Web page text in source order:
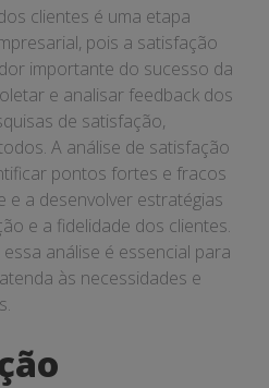
clientes é uma etapa
pois a satisfação
importante do sucesso da
e analisar feedback dos
de satisfação,
A análise de satisfação
pontos fortes e fracos
e a desenvolver estratégias
e a fidelidade dos clientes.
análise é essencial para
às necessidades e